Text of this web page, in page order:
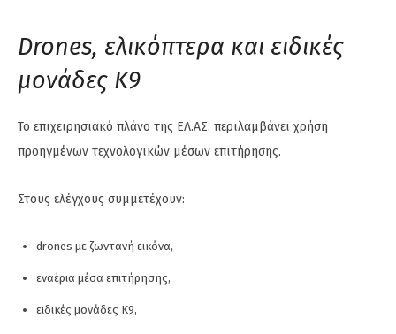
Drones, ελικόπτερα και ειδικές
μονάδες K9
Το επιχειρησιακό πλάνο της ΕΛ.ΑΣ. περιλαμβάνει χρήση
προηγμένων τεχνολογικών μέσων επιτήρησης.
Στους ελέγχους συμμετέχουν:
drones με ζωντανή εικόνα,
εναέρια μέσα επιτήρησης,
ειδικές μονάδες K9,